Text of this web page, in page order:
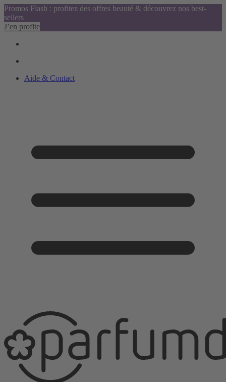
Promos Flash : profitez des offres beauté & découvrez nos best-
sellers
J’en profite
Aide & Contact